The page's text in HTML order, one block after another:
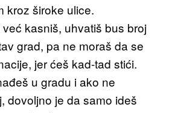
kroz široke ulice.
kasniš, uhvatiš bus broj
grad, pa ne moraš da se
jer ćeš kad-tad stići.
u gradu i ako ne
dovoljno je da samo ideš